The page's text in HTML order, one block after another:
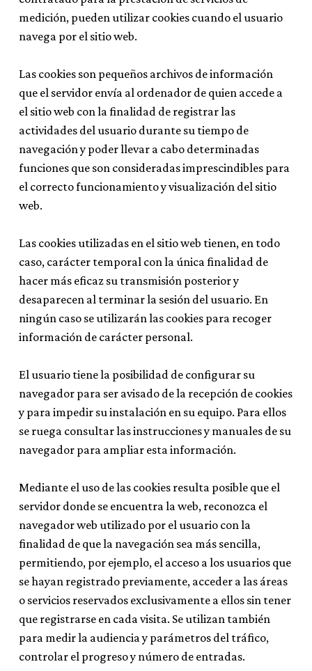
medición, pueden utilizar cookies cuando el usuario
navega por el sitio web.
Las cookies son pequeños archivos de información
que el servidor envía al ordenador de quien accede a
el sitio web con la finalidad de registrar las
actividades del usuario durante su tiempo de
navegación y poder llevar a cabo determinadas
funciones que son consideradas imprescindibles para
el correcto funcionamiento y visualización del sitio
web.
Las cookies utilizadas en el sitio web tienen, en todo
caso, carácter temporal con la única finalidad de
hacer más eficaz su transmisión posterior y
desaparecen al terminar la sesión del usuario. En
ningún caso se utilizarán las cookies para recoger
información de carácter personal.
El usuario tiene la posibilidad de configurar su
navegador para ser avisado de la recepción de cookies
y para impedir su instalación en su equipo. Para ellos
se ruega consultar las instrucciones y manuales de su
navegador para ampliar esta información.
Mediante el uso de las cookies resulta posible que el
servidor donde se encuentra la web, reconozca el
navegador web utilizado por el usuario con la
finalidad de que la navegación sea más sencilla,
permitiendo, por ejemplo, el acceso a los usuarios que
se hayan registrado previamente, acceder a las áreas
o servicios reservados exclusivamente a ellos sin tener
que registrarse en cada visita. Se utilizan también
para medir la audiencia y parámetros del tráfico,
controlar el progreso y número de entradas.